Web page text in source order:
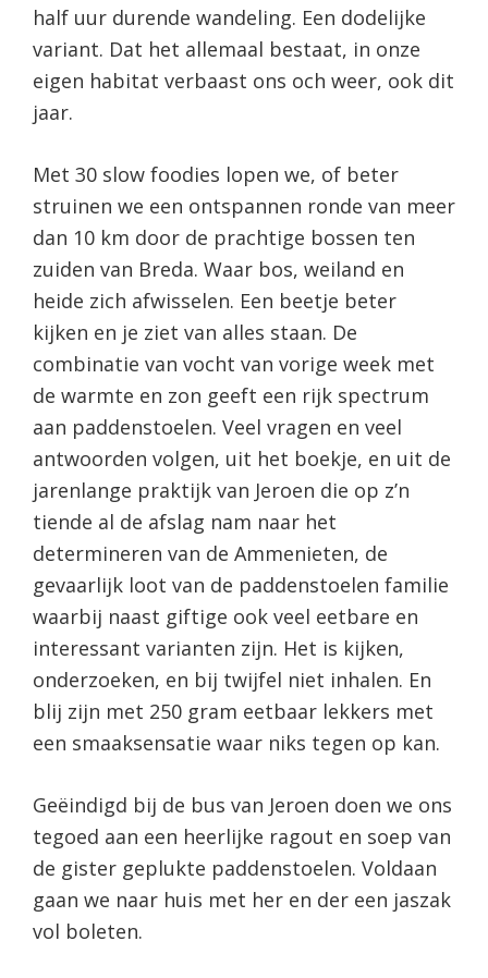
half uur durende wandeling. Een dodelijke
variant. Dat het allemaal bestaat, in onze
eigen habitat verbaast ons och weer, ook dit
jaar.
Met 30 slow foodies lopen we, of beter
struinen we een ontspannen ronde van meer
dan 10 km door de prachtige bossen ten
zuiden van Breda. Waar bos, weiland en
heide zich afwisselen. Een beetje beter
kijken en je ziet van alles staan. De
combinatie van vocht van vorige week met
de warmte en zon geeft een rijk spectrum
aan paddenstoelen. Veel vragen en veel
antwoorden volgen, uit het boekje, en uit de
jarenlange praktijk van Jeroen die op z’n
tiende al de afslag nam naar het
determineren van de Ammenieten, de
gevaarlijk loot van de paddenstoelen familie
waarbij naast giftige ook veel eetbare en
interessant varianten zijn. Het is kijken,
onderzoeken, en bij twijfel niet inhalen. En
blij zijn met 250 gram eetbaar lekkers met
een smaaksensatie waar niks tegen op kan.
Geëindigd bij de bus van Jeroen doen we ons
tegoed aan een heerlijke ragout en soep van
de gister geplukte paddenstoelen. Voldaan
gaan we naar huis met her en der een jaszak
vol boleten.